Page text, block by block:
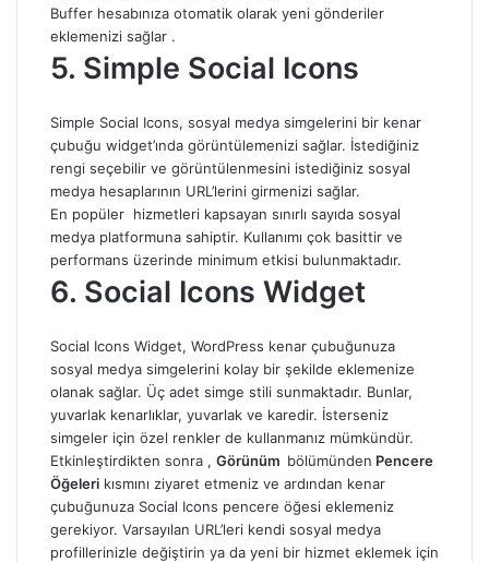
Buffer hesabınıza otomatik olarak yeni gönderiler
eklemenizi sağlar .
5. Simple Social Icons
Simple Social Icons, sosyal medya simgelerini bir kenar
çubuğu widget’ında görüntülemenizi sağlar. İstediğiniz
rengi seçebilir ve görüntülenmesini istediğiniz sosyal
medya hesaplarının URL’lerini girmenizi sağlar.
En popüler hizmetleri kapsayan sınırlı sayıda sosyal
medya platformuna sahiptir. Kullanımı çok basittir ve
performans üzerinde minimum etkisi bulunmaktadır.
6. Social Icons Widget
Social Icons Widget, WordPress kenar çubuğunuza
sosyal medya simgelerini kolay bir şekilde eklemenize
olanak sağlar. Üç adet simge stili sunmaktadır. Bunlar,
yuvarlak kenarlıklar, yuvarlak ve karedir. İsterseniz
simgeler için özel renkler de kullanmanız mümkündür.
Etkinleştirdikten sonra , Görünüm bölümünden Pencere
Öğeleri kısmını ziyaret etmeniz ve ardından kenar
çubuğunuza Social Icons pencere öğesi eklemeniz
gerekiyor. Varsayılan URL’leri kendi sosyal medya
profillerinizle değiştirin ya da yeni bir hizmet eklemek için